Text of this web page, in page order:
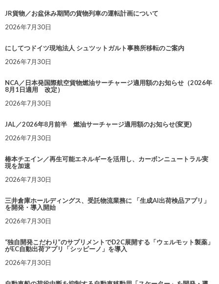
JR貨物／お盆休み期間の貨物列車の運転計画について
2026年7月30日
にしてつドイツ現地法人 シュツットガルト事務所移転のご案内
2026年7月30日
NCA／日本発国際航空貨物燃油サーチャージ適用額のお知らせ（2026年
8月1日適用 改定）
2026年7月30日
JAL／2026年8月前半 燃油サーチャージ適用額のお知らせ(変更)
2026年7月30日
椿本チエイン／再生可能エネルギーを活用し、カーボンニュートラル実
現を加速
2026年7月30日
三井倉庫ホールディングス、受託物流業務に 「生成AI出荷検品アプリ」
を開発・導入開始
2026年7月30日
“独自開発こだわり”のサプリメントでD2C展開する「ウェルモット製薬」
がEC自動出荷アプリ「シッピーノ」を導入
2026年7月30日